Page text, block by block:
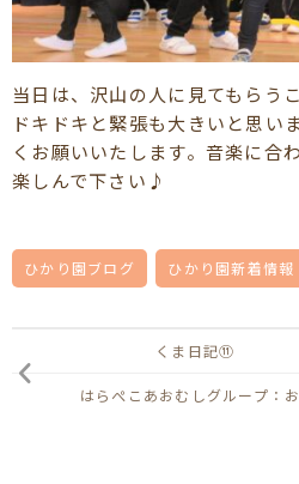
当日は、沢山の人に見てもらう
ドキドキと緊張も大きいと思い
くお願いいたします。音楽に合
楽しんで下さい♪
ひかり園ブログ ひかり園新着情報
くま日記⑪
はらぺこあおむしグループ：